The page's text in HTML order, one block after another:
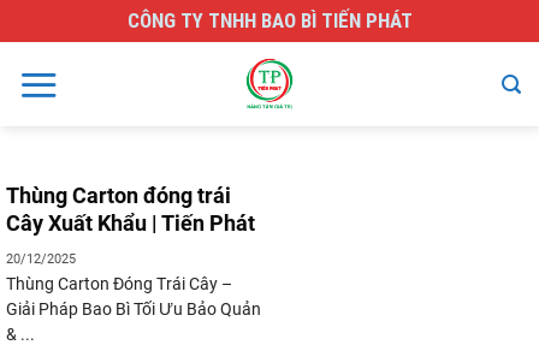
to
content
CÔNG TY TNHH BAO BÌ TIẾN PHÁT
Thùng Carton đóng trái
Cây Xuất Khẩu | Tiến Phát
20/12/2025
Thùng Carton Đóng Trái Cây –
Giải Pháp Bao Bì Tối Ưu Bảo Quản
& ...